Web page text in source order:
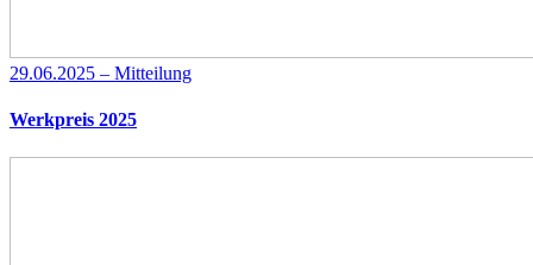
29.06.2025 – Mitteilung
Werkpreis 2025